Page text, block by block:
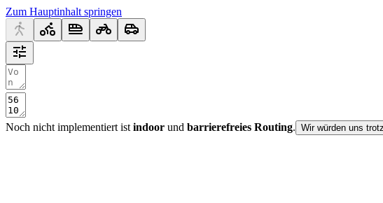
Zum Hauptinhalt springen
Noch nicht implementiert ist indoor und barrierefreies Routing. Wir würden uns